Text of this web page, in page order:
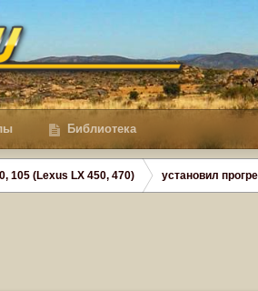
Библиотека
105 (Lexus LX 450, 470) установил